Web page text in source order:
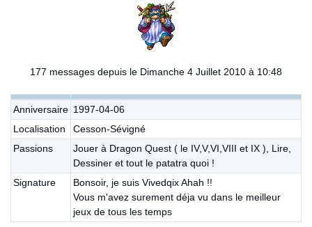
177 messages depuis le Dimanche 4 Juillet 2010 à 10:48
Anniversaire 1997-04-06
Localisation
Cesson-Sévigné
Passions
Jouer à Dragon Quest ( le IV,V,VI,VIII et IX ), Lire,
Dessiner et tout le patatra quoi !
Signature
Bonsoir, je suis Vivedqix Ahah !!
Vous m'avez surement déja vu dans le meilleur
jeux de tous les temps